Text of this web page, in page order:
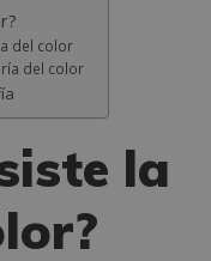
del color
del color
la